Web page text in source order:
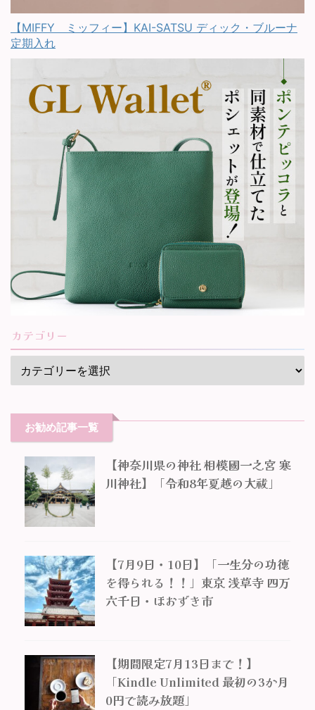
【MIFFY ミッフィー】KAI-SATSU ディック・ブルーナ
定期入れ
カテゴリー
お勧め記事一覧
【神奈川県の神社 相模國一之宮 寒
川神社】「令和8年夏越の大祓」
【7月9日・10日】「一生分の功徳
を得られる！！」東京 浅草寺 四万
六千日・ほおずき市
【期間限定7月13日まで！】
「Kindle Unlimited 最初の3か月
0円で読み放題」